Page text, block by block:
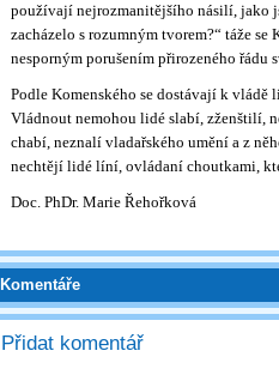
používají nejrozmanitějšího násilí, jako
zacházelo s rozumným tvorem?“ táže
nesporným porušením přirozeného řádu
Podle Komenského se dostávají k
Vládnout nemohou lidé slabí, zženštilí,
chabí, neznalí vladařského umění a z
nechtějí lidé líní, ovládaní choutkami,
Doc. PhDr. Marie Řehořková
Komentáře
Přidat komentář